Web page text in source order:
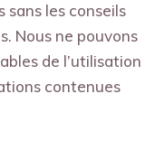
sans les conseils
Nous ne pouvons
de l’utilisation
contenues